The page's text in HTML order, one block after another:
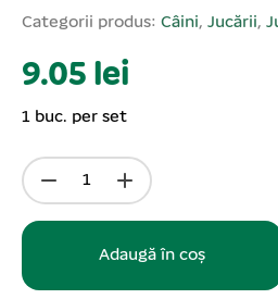
Categorii produs: Câini, Jucării,
9.05 lei
1 buc. per set
Adaugă în coș